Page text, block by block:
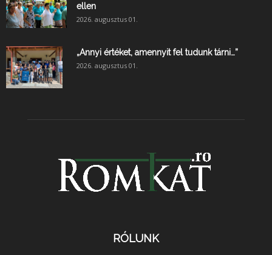
ellen
2026. augusztus 01.
„Annyi értéket, amennyit fel tudunk tárni…”
2026. augusztus 01.
RÓLUNK